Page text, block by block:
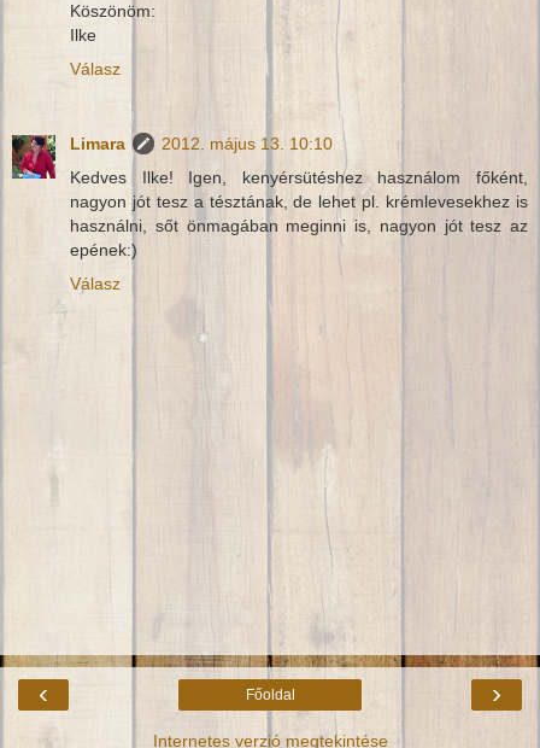
Köszönöm:
Ilke
Válasz
Limara
2012. május 13. 10:10
Kedves Ilke! Igen, kenyérsütéshez használom főként,
nagyon jót tesz a tésztának, de lehet pl. krémlevesekhez is
használni, sőt önmagában meginni is, nagyon jót tesz az
epének:)
Válasz
‹ ›
Főoldal
Internetes verzió megtekintése